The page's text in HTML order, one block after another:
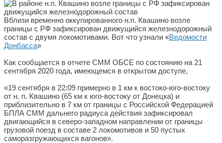
Вблизи временно оккупированного н.п. Квашино возле
границы с РФ зафиксирован движущийся железнодорожный
состав с двумя локомотивами. Вот что узнали «Ведомости
Донбасса»
Как сообщается в отчете СММ ОБСЕ по состоянию на 21
сентября 2020 года, имеющемся в открытом доступе,
«19 сентября в 22:09 примерно в 1 км к востоко-юго-востоку
от н. п. Квашино (65 км к юго-востоку от Донецка) и
приблизительно в 7 км от границы с Российской Федерацией
БПЛА СММ дальнего радиуса действия зафиксировал
двигающийся в северо-западном направлении от границы
грузовой поезд в составе 2 локомотивов и 50 пустых
саморазгружающихся вагонов».